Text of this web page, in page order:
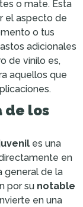
o mate. Esta
el aspecto de
o tus
adicionales
de vinilo es,
aquellos que
de los
es una
en
general de la
por su notable
en una